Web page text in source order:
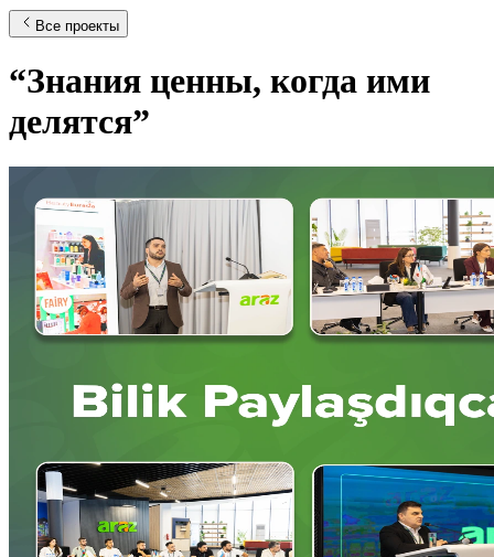
Все проекты
“Знания ценны, когда ими
делятся”